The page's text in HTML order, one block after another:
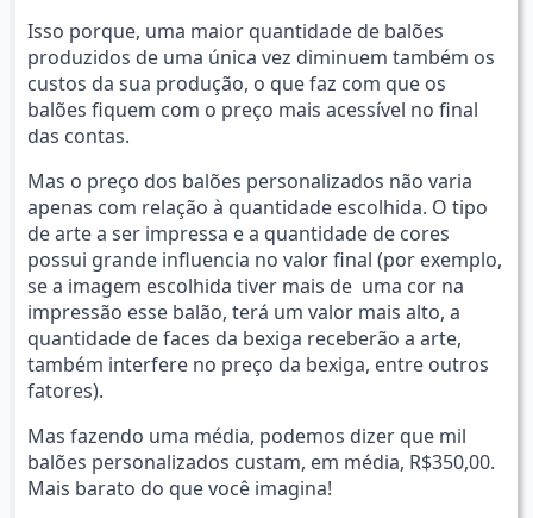
Isso porque, uma maior quantidade de balões
produzidos de uma única vez diminuem também os
custos da sua produção, o que faz com que os
balões fiquem com o preço mais acessível no final
das contas.
Mas o preço dos balões personalizados não varia
apenas com relação à quantidade escolhida. O tipo
de arte a ser impressa e a quantidade de cores
possui grande influencia no valor final (por exemplo,
se a imagem escolhida tiver mais de uma cor na
impressão esse balão, terá um valor mais alto, a
quantidade de faces da bexiga receberão a arte,
também interfere no preço da bexiga, entre outros
fatores).
Mas fazendo uma média, podemos dizer que mil
balões personalizados custam, em média, R$350,00.
Mais barato do que você imagina!